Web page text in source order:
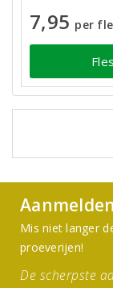
7,95 per
Fles
Mis niet langer
proeverijen!
De scherpste